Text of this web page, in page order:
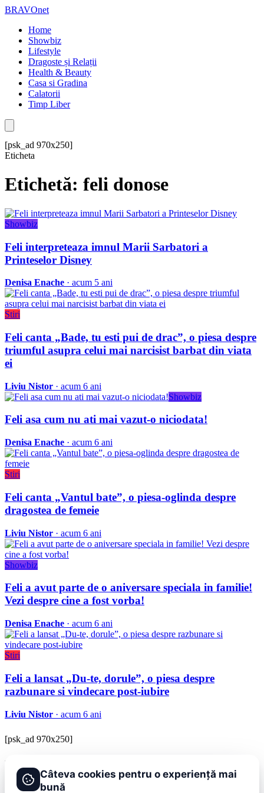
BRAVOnet
Home
Showbiz
Lifestyle
Dragoste și Relații
Health & Beauty
Casa si Gradina
Calatorii
Timp Liber
[psk_ad 970x250]
Eticheta
Etichetă: feli donose
Showbiz
Feli interpreteaza imnul Marii Sarbatori a
Printeselor Disney
Denisa Enache · acum 5 ani
Stiri
Feli canta „Bade, tu esti pui de drac”, o piesa despre
triumful asupra celui mai narcisist barbat din viata
ei
Liviu Nistor · acum 6 ani
Showbiz
Feli asa cum nu ati mai vazut-o niciodata!
Denisa Enache · acum 6 ani
Stiri
Feli canta „Vantul bate”, o piesa-oglinda despre
dragostea de femeie
Liviu Nistor · acum 6 ani
Showbiz
Feli a avut parte de o aniversare speciala in familie!
Vezi despre cine a fost vorba!
Denisa Enache · acum 6 ani
Stiri
Feli a lansat „Du-te, dorule”, o piesa despre
razbunare si vindecare post-iubire
Liviu Nistor · acum 6 ani
[psk_ad 970x250]
BRAVOnet
Showbiz, vedete si tot ce misca in lumea mondena
Câteva cookies pentru o experiență mai
bună